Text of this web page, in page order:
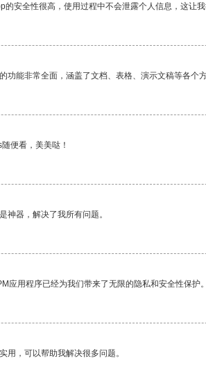
的安全性很高，使用过程中不会泄露个人信息，这让
功能非常全面，涵盖了文档、表格、演示文稿等各个
便看，美美哒！
神器，解决了我所有问题。
应用程序已经为我们带来了无限的隐私和安全性保护。
用，可以帮助我解决很多问题。